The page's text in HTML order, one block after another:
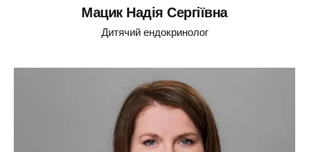
Мацик Надія Сергіївна
Дитячий ендокринолог